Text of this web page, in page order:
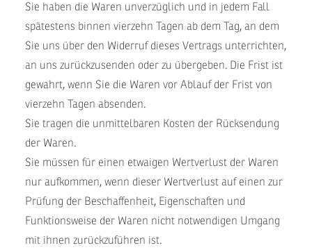
Sie haben die Waren unverzüglich und in jedem Fall
spätestens binnen vierzehn Tagen ab dem Tag, an dem
Sie uns über den Widerruf dieses Vertrags unterrichten,
an uns zurückzusenden oder zu übergeben. Die Frist ist
gewahrt, wenn Sie die Waren vor Ablauf der Frist von
vierzehn Tagen absenden.
Sie tragen die unmittelbaren Kosten der Rücksendung
der Waren.
Sie müssen für einen etwaigen Wertverlust der Waren
nur aufkommen, wenn dieser Wertverlust auf einen zur
Prüfung der Beschaffenheit, Eigenschaften und
Funktionsweise der Waren nicht notwendigen Umgang
mit ihnen zurückzuführen ist.